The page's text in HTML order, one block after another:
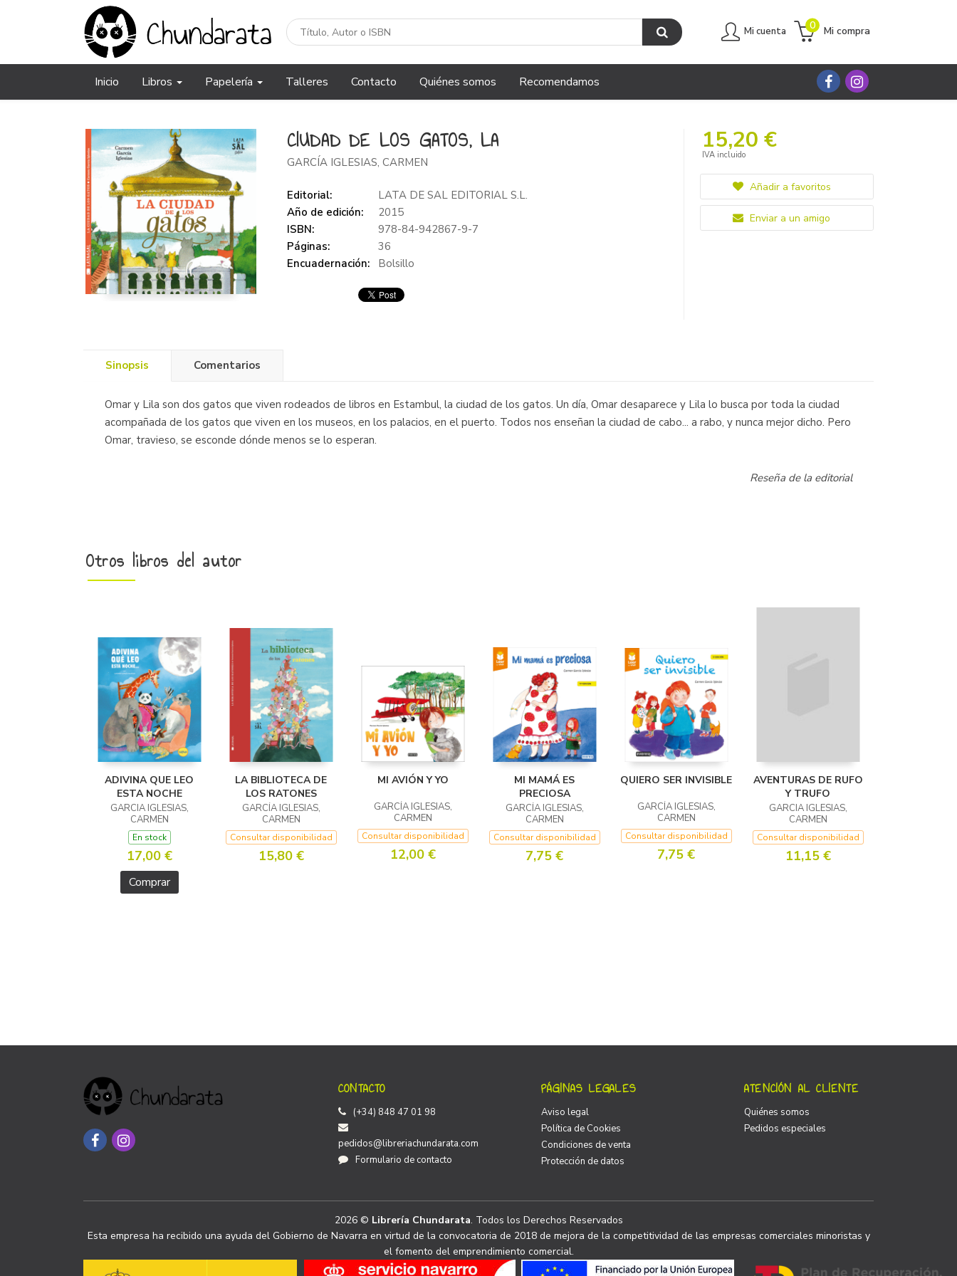
Mi cuenta Mi compra
0
Inicio Libros Papelería Talleres Contacto Quiénes somos Recomendamos
CIUDAD DE LOS GATOS, LA
GARCÍA IGLESIAS, CARMEN
Editorial:
LATA DE SAL EDITORIAL S.L.
Año de edición:
2015
ISBN:
978-84-942867-9-7
Páginas:
36
Encuadernación:
Bolsillo
15,20 €
IVA incluido
Añadir a favoritos
Enviar a un amigo
Sinopsis Comentarios
Omar y Lila son dos gatos que viven rodeados de libros en Estambul, la ciudad de los gatos. Un día, Omar desaparece y Lila lo busca por toda la ciudad
acompañada de los gatos que viven en los museos, en los palacios, en el puerto. Todos nos enseñan la ciudad de cabo... a rabo, y nunca mejor dicho. Pero
Omar, travieso, se esconde dónde menos se lo esperan.
Reseña de la editorial
Otros libros del autor
ADIVINA QUE LEO
ESTA NOCHE
GARCIA IGLESIAS,
CARMEN
En stock
17,00 €
Comprar
LA BIBLIOTECA DE
LOS RATONES
GARCÍA IGLESIAS,
CARMEN
Consultar disponibilidad
15,80 €
MI AVIÓN Y YO
GARCÍA IGLESIAS,
CARMEN
Consultar disponibilidad
12,00 €
MI MAMÁ ES
PRECIOSA
GARCÍA IGLESIAS,
CARMEN
Consultar disponibilidad
7,75 €
QUIERO SER INVISIBLE
GARCÍA IGLESIAS,
CARMEN
Consultar disponibilidad
7,75 €
AVENTURAS DE RUFO
Y TRUFO
GARCIA IGLESIAS,
CARMEN
Consultar disponibilidad
11,15 €
CONTACTO
(+34) 848 47 01 98
pedidos@libreriachundarata.com
Formulario de contacto
PÁGINAS LEGALES
Aviso legal
Política de Cookies
Condiciones de venta
Protección de datos
ATENCIÓN AL CLIENTE
Quiénes somos
Pedidos especiales
2026 © Librería Chundarata. Todos los Derechos Reservados
Esta empresa ha recibido una ayuda del Gobierno de Navarra en virtud de la convocatoria de 2018 de mejora de la competitividad de las empresas comerciales minoristas y
el fomento del emprendimiento comercial.